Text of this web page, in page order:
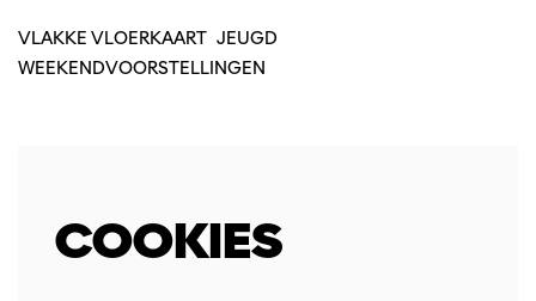
VLAKKE VLOERKAART JEUGD
WEEKENDVOORSTELLINGEN
COOKIES